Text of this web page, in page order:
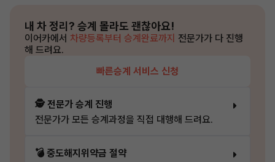
내 차 정리? 승계 몰라도 괜찮아요!
이어카에서 차량등록부터 승계완료까지 전문가가 다 진행
해 드려요.
빠른승계 서비스 신청
🕵️ 전문가 승계 진행
전문가가 모든 승계과정을 직접 대행해 드려요.
💣 중도해지위약금 절약